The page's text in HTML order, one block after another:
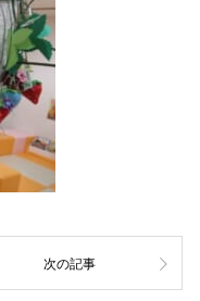
次の記事